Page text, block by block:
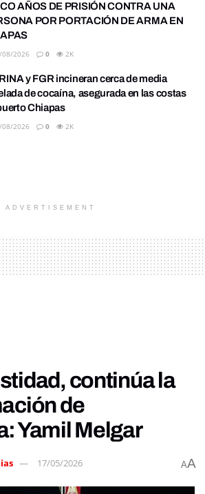
AÑOS DE PRISIÓN CONTRA UNA
POR PORTACIÓN DE ARMA EN
08/2026 0 2K
y FGR incineran cerca de media
de cocaína, asegurada en las costas
Chiapas
08/2026 0 2K
ADVERTISEMENT
continúa la
de
Yamil Melgar
17/05/2026 AA